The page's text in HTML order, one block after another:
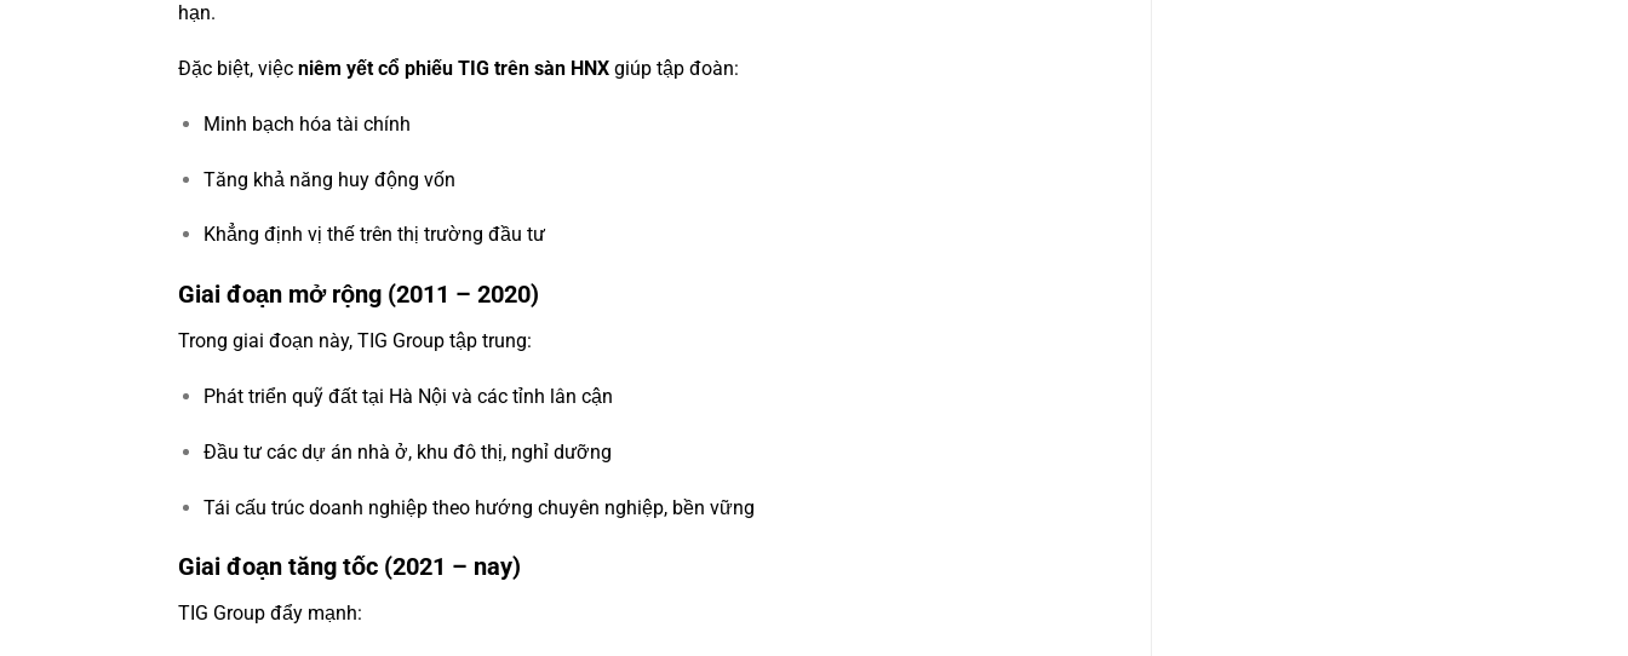
hạn.
Đặc biệt, việc niêm yết cổ phiếu TIG trên sàn HNX giúp tập đoàn:
Minh bạch hóa tài chính
Tăng khả năng huy động vốn
Khẳng định vị thế trên thị trường đầu tư
Giai đoạn mở rộng (2011 – 2020)
Trong giai đoạn này, TIG Group tập trung:
Phát triển quỹ đất tại Hà Nội và các tỉnh lân cận
Đầu tư các dự án nhà ở, khu đô thị, nghỉ dưỡng
Tái cấu trúc doanh nghiệp theo hướng chuyên nghiệp, bền vững
Giai đoạn tăng tốc (2021 – nay)
TIG Group đẩy mạnh: